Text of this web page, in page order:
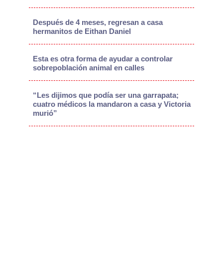
Después de 4 meses, regresan a casa
hermanitos de Eithan Daniel
Esta es otra forma de ayudar a controlar
sobrepoblación animal en calles
“Les dijimos que podía ser una garrapata;
cuatro médicos la mandaron a casa y Victoria
murió”